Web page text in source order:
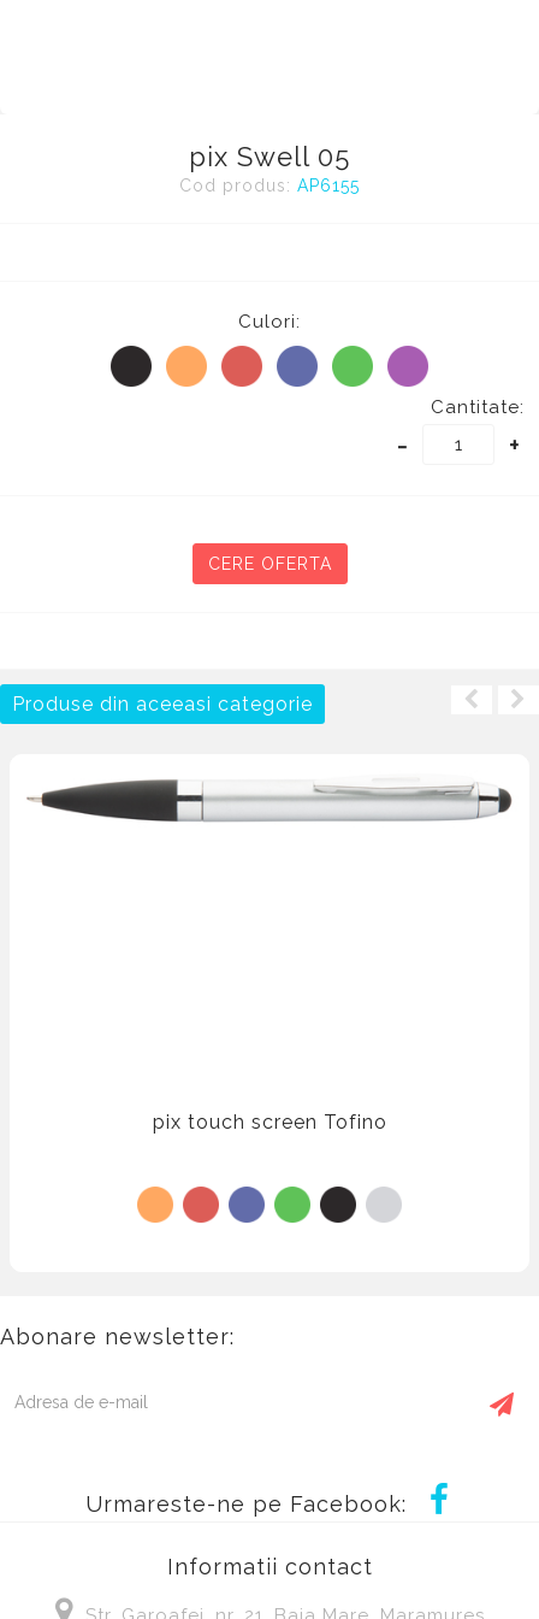
pix Swell 05
Cod produs: AP6155
Culori:
Cantitate:
- +
CERE OFERTA
Produse din aceeasi categorie
pix touch screen Tofino
Abonare newsletter:
Urmareste-ne pe Facebook:
Informatii contact